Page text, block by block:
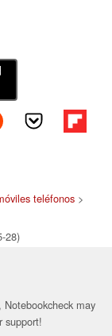
teléfonos >
28)
may
support!